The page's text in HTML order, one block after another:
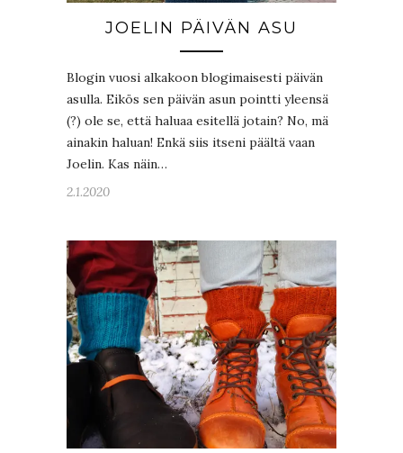
JOELIN PÄIVÄN ASU
Blogin vuosi alkakoon blogimaisesti päivän
asulla. Eikös sen päivän asun pointti yleensä
(?) ole se, että haluaa esitellä jotain? No, mä
ainakin haluan! Enkä siis itseni päältä vaan
Joelin. Kas näin…
2.1.2020